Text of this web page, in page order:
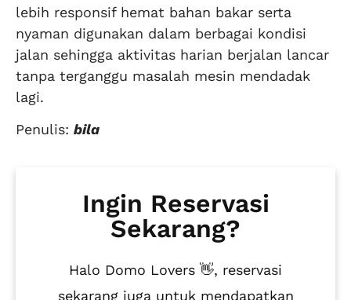
lebih responsif hemat bahan bakar serta
nyaman digunakan dalam berbagai kondisi
jalan sehingga aktivitas harian berjalan lancar
tanpa terganggu masalah mesin mendadak
lagi.
Penulis: bila
Ingin Reservasi
Sekarang?
Halo Domo Lovers 👋, reservasi
sekarang juga untuk mendapatkan